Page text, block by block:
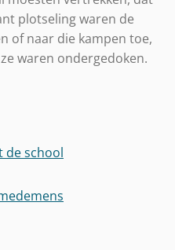
plotseling waren de
of naar die kampen toe,
waren ondergedoken.
de school